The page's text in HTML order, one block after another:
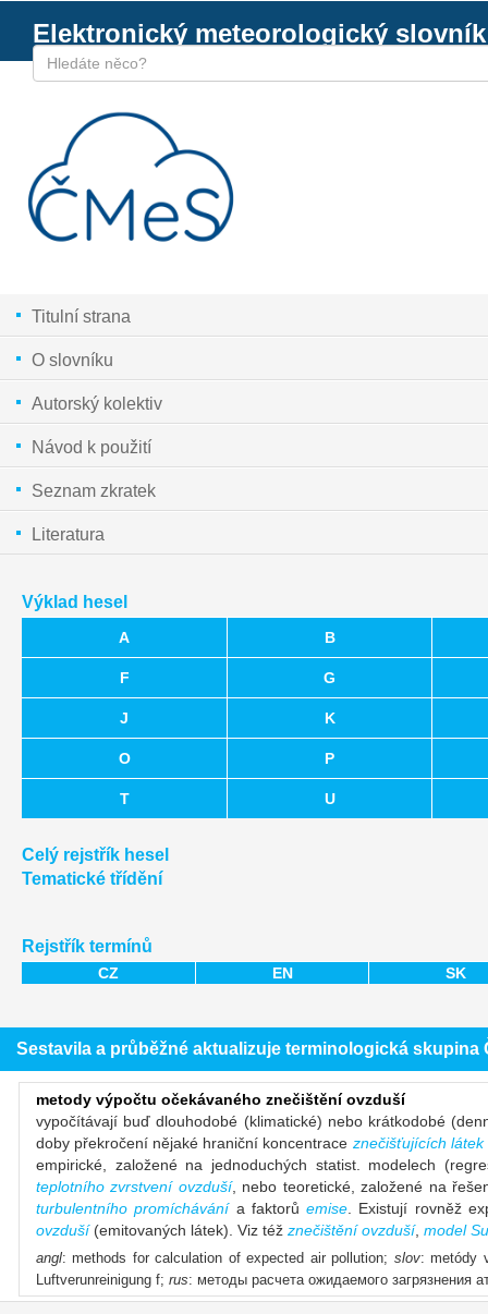
Elektronický meteorologický slovník
Titulní strana
O slovníku
Autorský kolektiv
Návod k použití
Seznam zkratek
Literatura
Výklad hesel
A B
F G
J K
O P
T U
Celý rejstřík hesel
Tematické třídění
Rejstřík termínů
CZ EN SK
Sestavila a průběžné aktualizuje terminologická
metody výpočtu očekávaného znečištění ovzduší
vypočítávají buď dlouhodobé (klimatické) nebo krátkodobé
doby překročení nějaké hraniční koncentrace znečišťujících látek
empirické, založené na jednoduchých statist. modelech
teplotního zvrstvení ovzduší, nebo teoretické, založené na
turbulentního promíchávánía faktorůemise . Existují rovněž
ovzduší(emitovaných látek). Viz též znečištění ovzduší, model
angl: methods for calculation of expected air pollution; slov: metódy
Luftverunreinigung f; rus: методы расчета ожидаемого загрязнения